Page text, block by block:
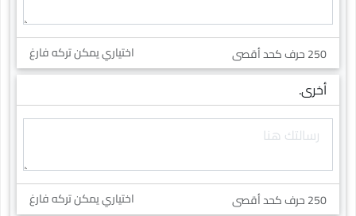
250 حرف كحد أقصى اختياري يمكن تركه فارغ
أخرى.
250 حرف كحد أقصى اختياري يمكن تركه فارغ